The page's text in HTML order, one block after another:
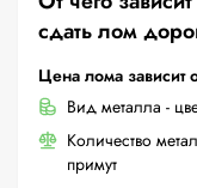
сдать лом
Цена лома зависит
Вид металла -
Количество
примут